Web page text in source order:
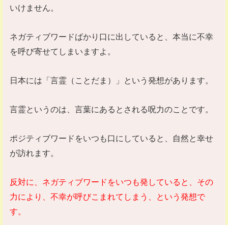
いけません。
ネガティブワードばかり口に出していると、本当に不幸
を呼び寄せてしまいますよ。
日本には「言霊（ことだま）」という発想があります。
言霊というのは、言葉にあるとされる呪力のことです。
ポジティブワードをいつも口にしていると、自然と幸せ
が訪れます。
反対に、ネガティブワードをいつも発していると、その
力により、不幸が呼びこまれてしまう、という発想で
す。